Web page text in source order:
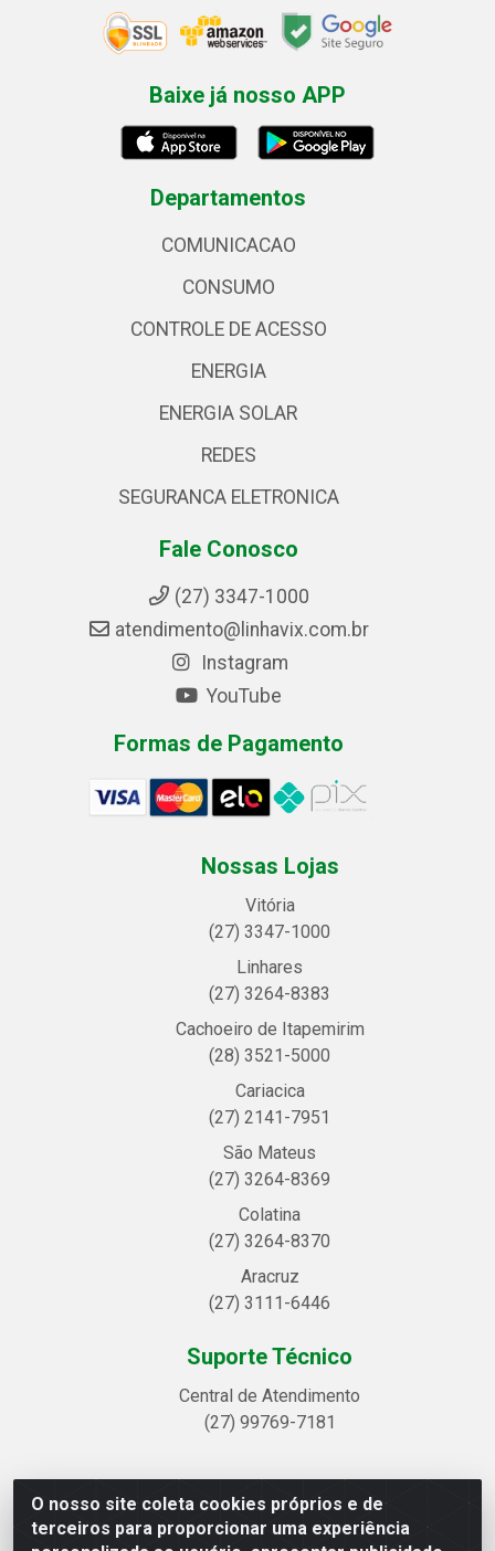
O nosso site coleta cookies próprios e de
terceiros para proporcionar uma experiência
Baixe já nosso APP
Departamentos
COMUNICACAO
CONSUMO
CONTROLE DE ACESSO
ENERGIA
ENERGIA SOLAR
REDES
SEGURANCA ELETRONICA
Fale Conosco
(27) 3347-1000
atendimento@linhavix.com.br
Instagram
YouTube
Formas de Pagamento
Nossas Lojas
Vitória
(27) 3347-1000
Linhares
(27) 3264-8383
Cachoeiro de Itapemirim
(28) 3521-5000
Cariacica
(27) 2141-7951
São Mateus
(27) 3264-8369
Colatina
(27) 3264-8370
Aracruz
(27) 3111-6446
Suporte Técnico
Central de Atendimento
(27) 99769-7181
Linhavix Distribuidora LTDA - Avenida Alegre, 2521 -
Quadra314 Lote 05 e 07 - Shell, Linhares/ES - CEP